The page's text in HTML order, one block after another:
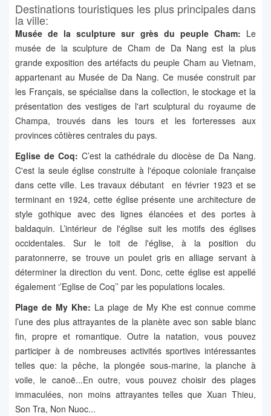
Destinations touristiques les plus principales dans
la ville:
Musée de la sculpture sur grès du peuple Cham: Le
musée de la sculpture de Cham de Da Nang est la plus
grande exposition des artéfacts du peuple Cham au Vietnam,
appartenant au Musée de Da Nang. Ce musée construit par
les Français, se spécialise dans la collection, le stockage et la
présentation des vestiges de l'art sculptural du royaume de
Champa, trouvés dans les tours et les forteresses aux
provinces côtières centrales du pays.
Eglise de Coq: C’est la cathédrale du diocèse de Da Nang.
C'est la seule église construite à l'époque coloniale française
dans cette ville. Les travaux débutant en février 1923 et se
terminant en 1924, cette église présente une architecture de
style gothique avec des lignes élancées et des portes à
baldaquin. L’intérieur de l'église suit les motifs des églises
occidentales. Sur le toit de l'église, à la position du
paratonnerre, se trouve un poulet gris en alliage servant à
déterminer la direction du vent. Donc, cette église est appellé
également ‘’Eglise de Coq’’ par les populations locales.
Plage de My Khe: La plage de My Khe est connue comme
l’une des plus attrayantes de la planète avec son sable blanc
fin, propre et romantique. Outre la natation, vous pouvez
participer à de nombreuses activités sportives intéressantes
telles que: la pêche, la plongée sous-marine, la planche à
voile, le canoë...En outre, vous pouvez choisir des plages
immaculées, non moins attrayantes telles que Xuan Thieu,
Son Tra, Non Nuoc...